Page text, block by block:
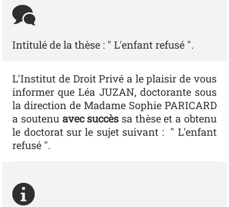
Intitulé de la thèse : " L'enfant refusé ".
L'Institut de Droit Privé a le plaisir de vous
informer que Léa JUZAN, doctorante sous
la direction de Madame Sophie PARICARD
a soutenu avec succès sa thèse et a obtenu
le doctorat sur le sujet suivant : " L'enfant
refusé ".